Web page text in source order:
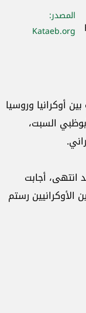
المصدر:
Kataeb.org
أوكرانيا وروسيا
السبت،
انتهى، أجابت
الأوكرانيين رستم